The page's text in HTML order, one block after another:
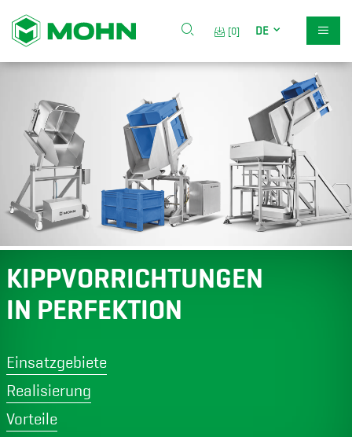
[0] DE
KIPPVORRICHTUNGEN
IN PERFEKTION
Einsatzgebiete
Realisierung
Vorteile